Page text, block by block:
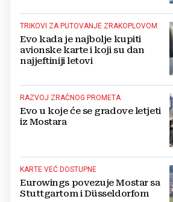
TRIKOVI ZA PUTOVANJE ZRAKOPLOVOM
Evo kada je najbolje kupiti
avionske karte i koji su dan
najjeftiniji letovi
RAZVOJ ZRAČNOG PROMETA
Evo u koje će se gradove letjeti
iz Mostara
KARTE VEĆ DOSTUPNE
Eurowings povezuje Mostar sa
Stuttgartom i Düsseldorfom